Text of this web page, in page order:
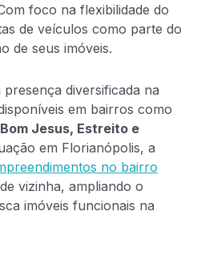
foco na flexibilidade do
de veículos como parte do
de seus imóveis.
diversificada na
em bairros como
Jesus, Estreito e
em Florianópolis, a
no bairro
vizinha, ampliando o
imóveis funcionais na